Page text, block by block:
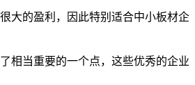
大的盈利，因此特别适合中小板材企
相当重要的一个点，这些优秀的企业